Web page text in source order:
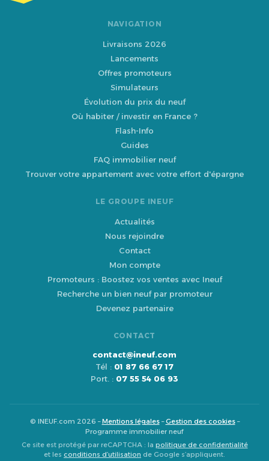
NAVIGATION
Livraisons 2026
Lancements
Offres promoteurs
Simulateurs
Évolution du prix du neuf
Où habiter / investir en France ?
Flash-Info
Guides
FAQ immobilier neuf
Trouver votre appartement avec votre effort d'épargne
LE GROUPE INEUF
Actualités
Nous rejoindre
Contact
Mon compte
Promoteurs : Boostez vos ventes avec Ineuf
Recherche un bien neuf par promoteur
Devenez partenaire
CONTACT
contact@ineuf.com
Tél : 01 87 66 67 17
Port. : 07 55 54 06 93
© INEUF.com 2026 –Mentions légales–Gestion des cookies–
Programme immobilier neuf
Ce site est protégé par reCAPTCHA : la politique de confidentialité
et les conditions d’utilisation de Google s’appliquent.